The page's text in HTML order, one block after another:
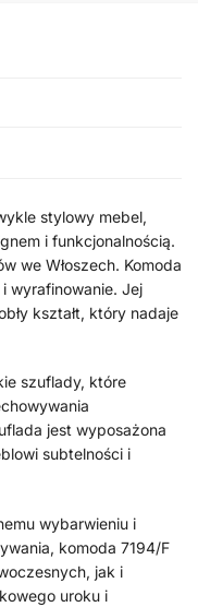
stylowy mebel,
i funkcjonalnością.
we Włoszech. Komoda
wyrafinowanie. Jej
kształt, który nadaje
szuflady, które
jest wyposażona
subtelności i
wybarwieniu i
komoda 7194/F
jak i
uroku i